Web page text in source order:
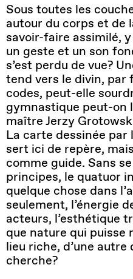
Sous toutes les
autour du corps et de
savoir-faire assimilé,
un geste et un son
s’est perdu de vue?
tend vers le divin,
codes, peut-elle
gymnastique peut-on
maître Jerzy
La carte dessinée par
sert ici de repère,
comme guide. Sans
principes, le quatuor
quelque chose dans
seulement, l’énergie
acteurs, l’esthétique
que nature qui puisse
lieu riche, d’une autre
cherche?